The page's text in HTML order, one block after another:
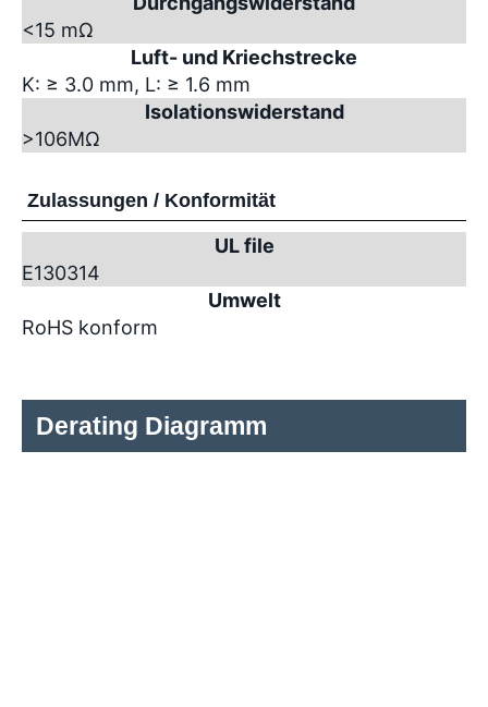
<15 mΩ
Luft- und Kriechstrecke
K: ≥ 3.0 mm, L: ≥ 1.6 mm
Isolationswiderstand
>106MΩ
Zulassungen / Konformität
UL file
E130314
Umwelt
RoHS konform
Derating Diagramm